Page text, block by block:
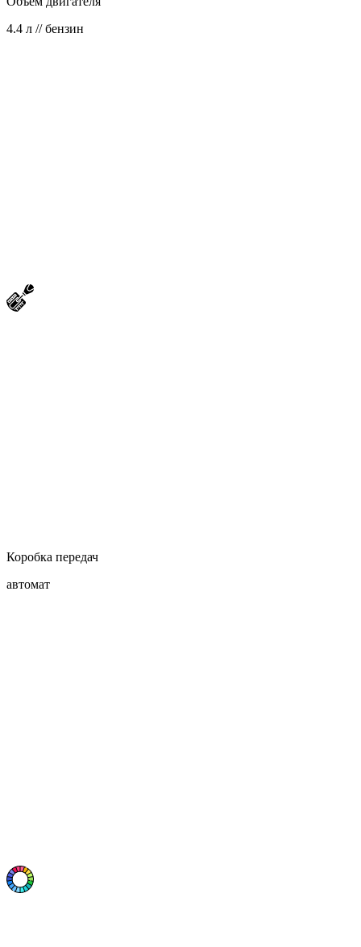
4.4 л // бензин
Коробка передач
автомат